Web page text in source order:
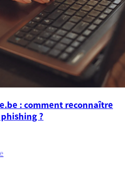
: comment reconnaître
?